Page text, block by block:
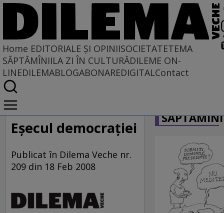
Home EDITORIALE ȘI OPINIISOCIETATETEMA
SĂPTĂMÎNIILA ZI ÎN CULTURĂDILEME ON-
LINEDILEMABLOGABONAREDIGITALContact
Home
EDITORIALE ȘI OPINII
PE CE LUME TRĂIM
Eşecul democraţiei
Publicat în Dilema Veche nr.
209 din 18 Feb 2008